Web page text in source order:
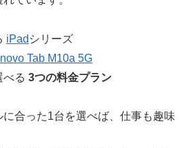
iPad シリーズ
Tab M10a 5G
べる 3つの料金プラン
合った1台を選べば、仕事も趣味